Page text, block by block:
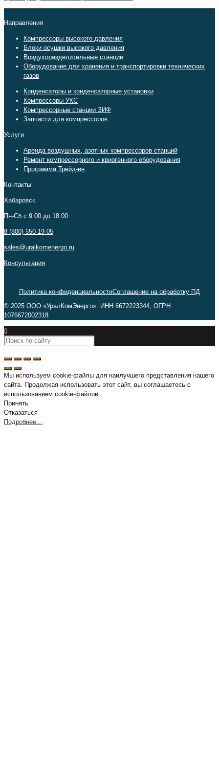
Направления
Компрессоры высокого давления
Блоки осушки высокого давления
Воздухоразделительные станции
Оборудование для хранения и транспортировки технических
газов
Конденсаторы и конденсаторные установки
Компрессоры УКС
Компрессорные станции ЗИФ
Запчасти для компрессоров
Услуги
Аренда воздушных, азотных компрессоров станций
Ремонт компрессорного и криогенного оборудования
Программа Трейд-ин
Контакты
Хабаровск
Пн-Сб c 9:00 до 18:00
8 (800) 550-19-05
sales@uralkomenergo.ru
Консультация
Политика конфиденциальностиСоглашение на обработку ПД
© 2025 ООО «УралКомЭнерго». ИНН 6672223344, ОГРН
1076672002318
0
Мы используем cookie-файлы для наилучшего представления нашего
сайта. Продолжая использовать этот сайт, вы соглашаетесь с
использованием cookie-файлов.
Принять
Отказаться
Подробнее…